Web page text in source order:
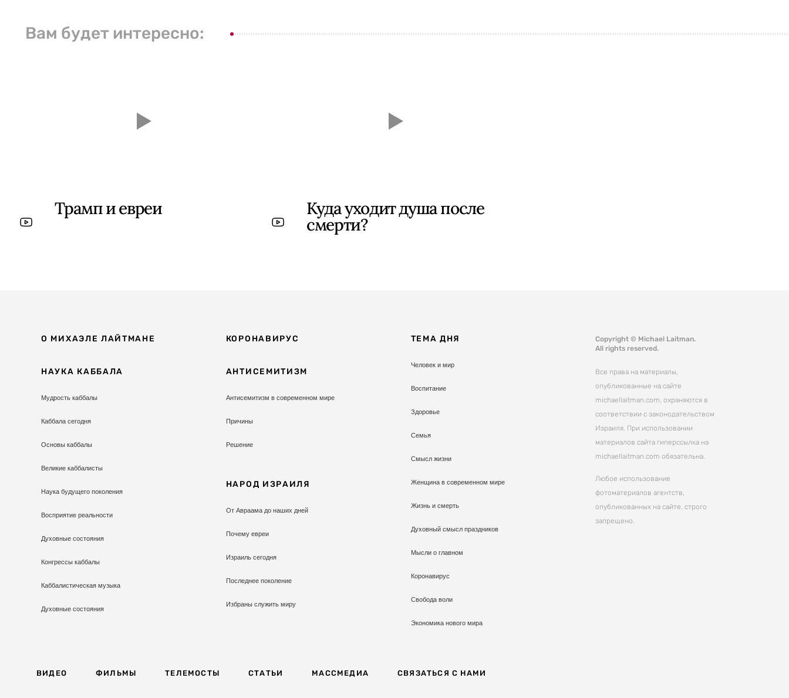
Вам будет интересно:
Трамп и евреи Куда уходит душа после
смерти?
О МИХАЭЛЕ ЛАЙТМАНЕ
НАУКА КАББАЛА
Мудрость каббалы
Каббала сегодня
Основы каббалы
Великие каббалисты
Наука будущего поколения
Восприятие реальности
Духовные состояния
Конгрессы каббалы
Каббалистическая музыка
Духовные состояния
КОРОНАВИРУС
АНТИСЕМИТИЗМ
Антисемитизм в современном мире
Причины
Решение
НАРОД ИЗРАИЛЯ
От Авраама до наших дней
Почему евреи
Израиль сегодня
Последнее поколение
Избраны служить миру
ТЕМА ДНЯ
Человек и мир
Воспитание
Здоровье
Семья
Смысл жизни
Женщина в современном мире
Жизнь и смерть
Духовный смысл праздников
Мысли о главном
Коронавирус
Свобода воли
Экономика нового мира
Copyright © Michael Laitman.
All rights reserved.
Все права на материалы,
опубликованные на сайте
michaellaitman.com, охраняются в
соответствии с законодательством
Израиля. При использовании
материалов сайта гиперссылка на
michaellaitman.com обязательна.
Любое использование
фотоматериалов агентств,
опубликованных на сайте, строго
запрещено.
ВИДЕО ФИЛЬМЫ ТЕЛЕМОСТЫ СТАТЬИ МАССМЕДИА СВЯЗАТЬСЯ С НАМИ